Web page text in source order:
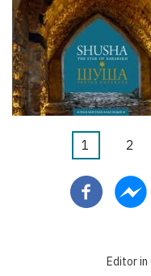
Pagination
Aktuální
1 2
Editor in